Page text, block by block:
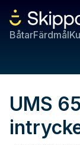
BåtarFärdmål
UMS